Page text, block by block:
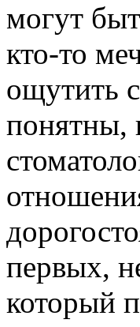
могут
кто-то
ощутить
понятны,
первых,
который